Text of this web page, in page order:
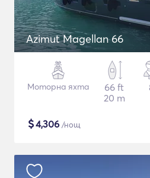
Azimut Magellan 66
Моторна яхта
66 ft
20 m
$4,306 /нощ